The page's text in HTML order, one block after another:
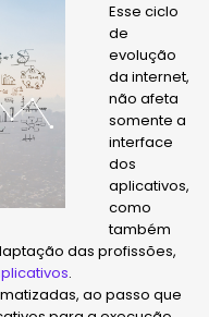
Esse ciclo
de
evolução
da internet,
não afeta
somente a
interface
dos
aplicativos,
como
também
das profissões,
.
ao passo que